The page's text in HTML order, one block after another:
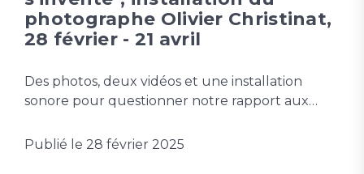
photographe Olivier Christinat,
28 février - 21 avril
Des photos, deux vidéos et une installation
sonore pour questionner notre rapport aux…
Publié le 28 février 2025